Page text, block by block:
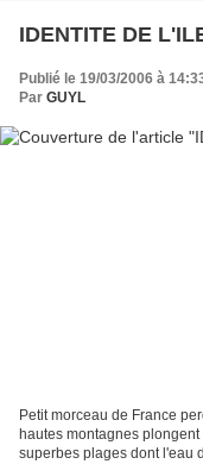
IDENTITE DE
Publié le 19/03/2006 à
Par GUYL
Petit morceau de France
hautes montagnes
superbes plages dont l'eau